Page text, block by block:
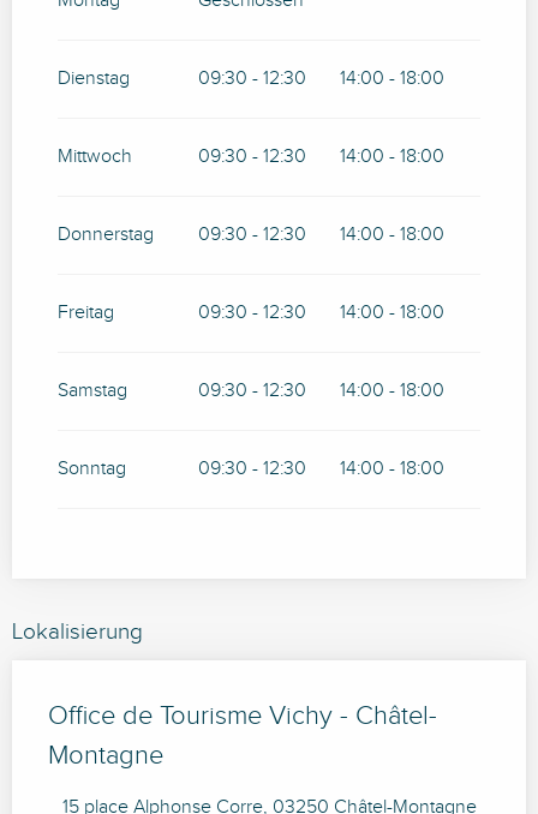
Dienstag 09:30 - 12:30 14:00 - 18:00
Mittwoch 09:30 - 12:30 14:00 - 18:00
Donnerstag 09:30 - 12:30 14:00 - 18:00
Freitag 09:30 - 12:30 14:00 - 18:00
Samstag 09:30 - 12:30 14:00 - 18:00
Sonntag 09:30 - 12:30 14:00 - 18:00
Lokalisierung
Office de Tourisme Vichy - Châtel-
Montagne
15 place Alphonse Corre, 03250 Châtel-Montagne